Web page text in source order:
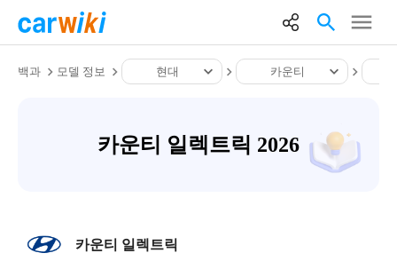
백과 모델 정보 현대 카운티
카운티 일렉트릭 2026
카운티 일렉트릭